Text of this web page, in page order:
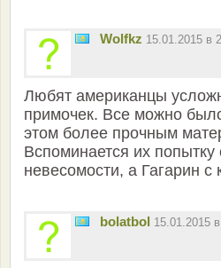
Wolfkz 15.01.2015 в
Любят американцы
примочек. Все можно
этом более прочным
Вспоминается их попытку
невесомости, а Гагарин
bolatbol 15.01.2015